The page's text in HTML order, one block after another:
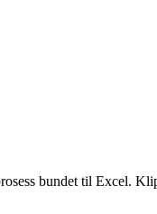
bundet til Excel.